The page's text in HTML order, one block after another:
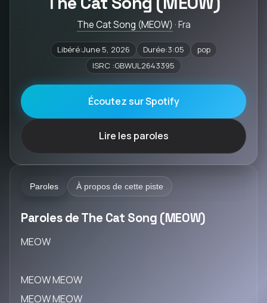
The Cat Song (MEOW) · Fra
Libéré:June 5, 2026 Durée:3:05
pop
ISRC :GBWUL2643395
Écoutez sur Spotify
Lire les paroles
Paroles À propos de cette piste
Paroles de The Cat Song (MEOW)
MEOW
MEOW MEOW
MEOW MEOW